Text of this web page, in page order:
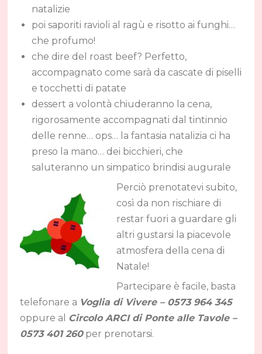
natalizie
poi saporiti ravioli al ragù e risotto ai funghi…
che profumo!
che dire del roast beef? Perfetto,
accompagnato come sarà da cascate di piselli
e tocchetti di patate
dessert a volontà chiuderanno la cena,
rigorosamente accompagnati dal tintinnio
delle renne… ops… la fantasia natalizia ci ha
preso la mano… dei bicchieri, che
saluteranno un simpatico brindisi augurale
Perciò prenotatevi subito,
così da non rischiare di
restar fuori a guardare gli
altri gustarsi la piacevole
atmosfera della cena di
Natale!
Partecipare è facile, basta
telefonare a Voglia di Vivere – 0573 964 345
oppure al Circolo ARCI di Ponte alle Tavole –
0573 401 260per prenotarsi.